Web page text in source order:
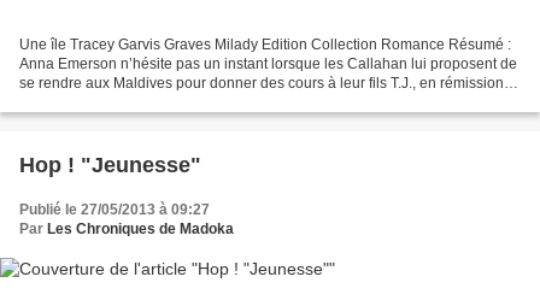
Une île Tracey Garvis Graves Milady Edition Collection Romance Résumé :
Anna Emerson n’hésite pas un instant lorsque les Callahan lui proposent de
se rendre aux Maldives pour donner des cours à leur fils T.J., en rémission
Hop ! "Jeunesse"
Publié le 27/05/2013 à 09:27
Par Les Chroniques de Madoka